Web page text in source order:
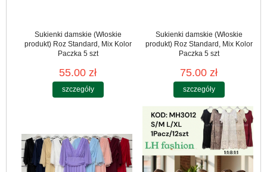
Sukienki damskie (Włoskie
produkt) Roz Standard, Mix Kolor
Paczka 5 szt
55.00 zł
szczegóły
Sukienki damskie (Włoskie
produkt) Roz Standard, Mix Kolor
Paczka 5 szt
75.00 zł
szczegóły